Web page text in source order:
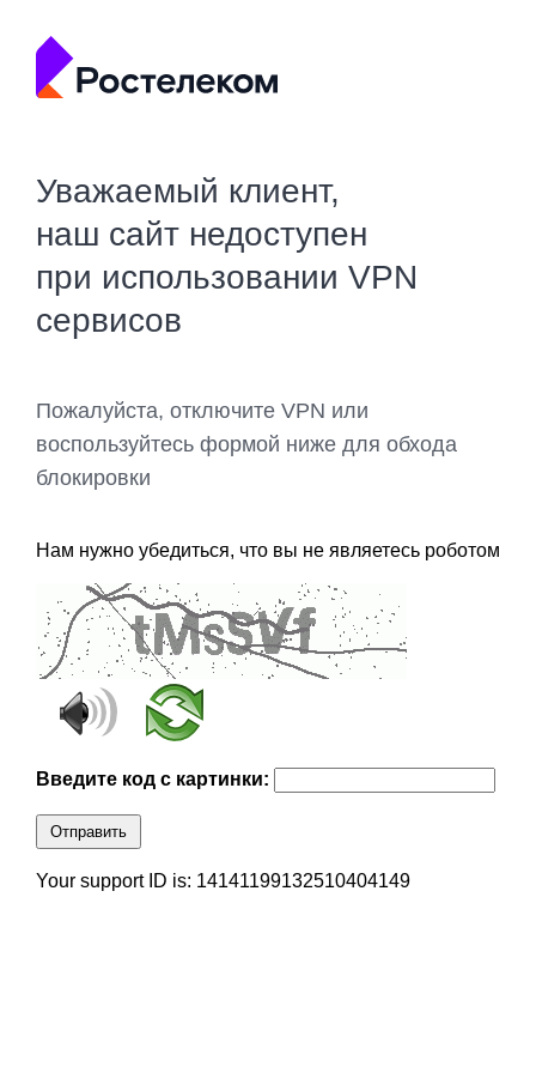
Уважаемый клиент,
наш сайт недоступен
при использовании VPN
сервисов
Пожалуйста, отключите VPN или
воспользуйтесь формой ниже для обхода
блокировки
Нам нужно убедиться, что вы не являетесь роботом
Введите код с картинки:
Отправить
Your support ID is: 14141199132510404149